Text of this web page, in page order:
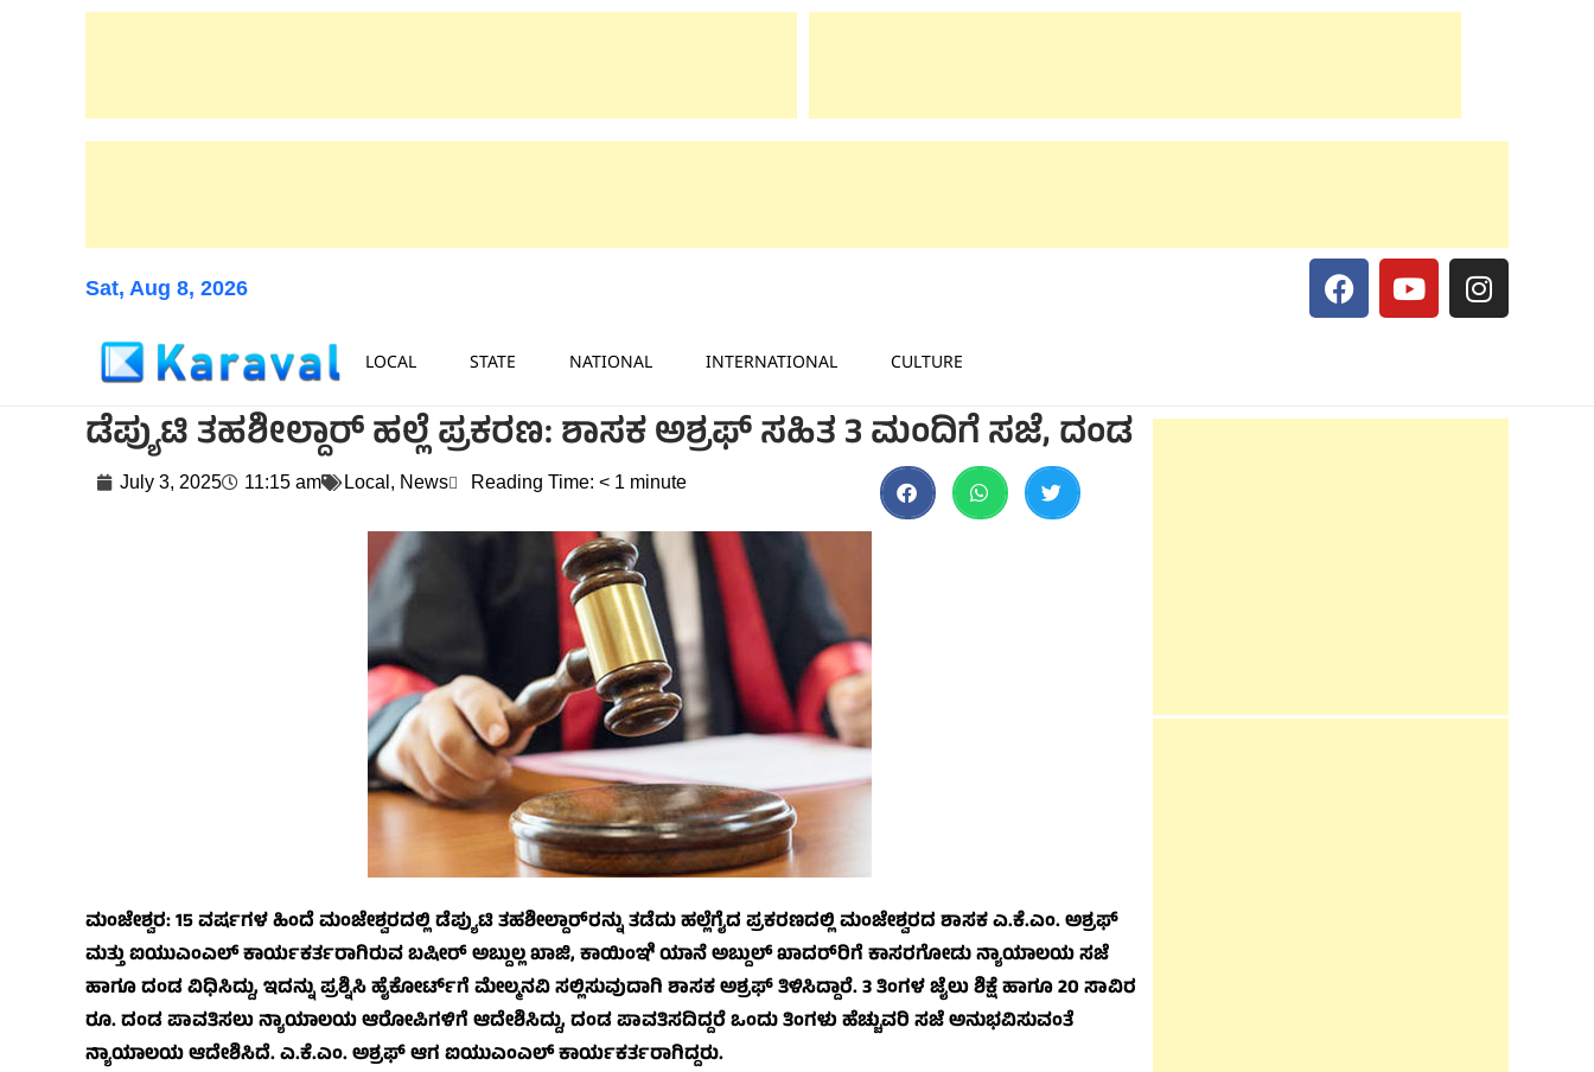
Sat, Aug 8, 2026
LOCAL STATE NATIONAL INTERNATIONAL CULTURE
ಡೆಪ್ಯುಟಿ ತಹಶೀಲ್ದಾರ್ ಹಲ್ಲೆ ಪ್ರಕರಣ: ಶಾಸಕ ಅಶ್ರಫ್ ಸಹಿತ 3 ಮಂದಿಗೆ ಸಜೆ, ದಂಡ
July 3, 2025 11:15 am Local , News Reading Time: < 1 minute
ಮಂಜೇಶ್ವರ: 15 ವರ್ಷಗಳ ಹಿಂದೆ ಮಂಜೇಶ್ವರದಲ್ಲಿ ಡೆಪ್ಯುಟಿ ತಹಶೀಲ್ದಾರ್‌ರನ್ನು ತಡೆದು ಹಲ್ಲೆಗೈದ ಪ್ರಕರಣದಲ್ಲಿ ಮಂಜೇಶ್ವರದ ಶಾಸಕ ಎ.ಕೆ.ಎಂ. ಅಶ್ರಫ್
ಮತ್ತು ಐಯುಎಂಎಲ್ ಕಾರ್ಯಕರ್ತರಾಗಿರುವ ಬಷೀರ್ ಅಬ್ದುಲ್ಲ ಖಾಜಿ, ಕಾಯಿಂಞಿ ಯಾನೆ ಅಬ್ದುಲ್ ಖಾದರ್‌ರಿಗೆ ಕಾಸರಗೋಡು ನ್ಯಾಯಾಲಯ ಸಜೆ
ಹಾಗೂ ದಂಡ ವಿಧಿಸಿದ್ದು, ಇದನ್ನು ಪ್ರಶ್ನಿಸಿ ಹೈಕೋರ್ಟ್‌ಗೆ ಮೇಲ್ಮನವಿ ಸಲ್ಲಿಸುವುದಾಗಿ ಶಾಸಕ ಅಶ್ರಫ್ ತಿಳಿಸಿದ್ದಾರೆ. 3 ತಿಂಗಳ ಜೈಲು ಶಿಕ್ಷೆ ಹಾಗೂ 20 ಸಾವಿರ
ರೂ. ದಂಡ ಪಾವತಿಸಲು ನ್ಯಾಯಾಲಯ ಆರೋಪಿಗಳಿಗೆ ಆದೇಶಿಸಿದ್ದು, ದಂಡ ಪಾವತಿಸದಿದ್ದರೆ ಒಂದು ತಿಂಗಳು ಹೆಚ್ಚುವರಿ ಸಜೆ ಅನುಭವಿಸುವಂತೆ
ನ್ಯಾಯಾಲಯ ಆದೇಶಿಸಿದೆ. ಎ.ಕೆ.ಎಂ. ಅಶ್ರಫ್ ಆಗ ಐಯುಎಂಎಲ್ ಕಾರ್ಯಕರ್ತರಾಗಿದ್ದರು.